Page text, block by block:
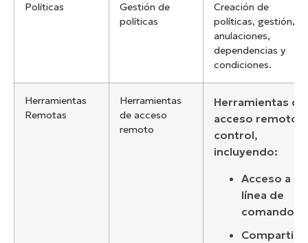
Políticas
Gestión de
políticas
Creación de
políticas, gestión,
anulaciones,
dependencias y
condiciones.
Herramientas
Remotas
Herramientas
de acceso
remoto
Herramientas de
acceso remoto y
control,
incluyendo:
Acceso a la
línea de
comando
Compartir